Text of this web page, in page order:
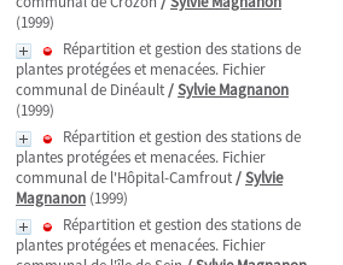
(1999)
Répartition et gestion des stations de
plantes protégées et menacées. Fichier
communal de Dinéault/Sylvie Magnanon
(1999)
Répartition et gestion des stations de
plantes protégées et menacées. Fichier
communal de l'Hôpital-Camfrout/Sylvie
Magnanon (1999)
Répartition et gestion des stations de
plantes protégées et menacées. Fichier